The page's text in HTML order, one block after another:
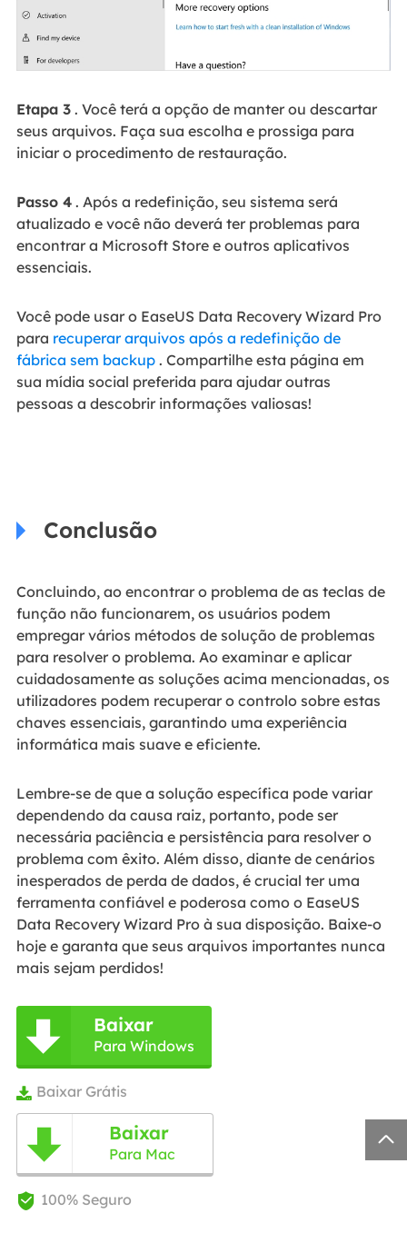
Etapa 3. Você terá a opção de manter ou descartar
seus arquivos. Faça sua escolha e prossiga para
iniciar o procedimento de restauração.
Passo 4. Após a redefinição, seu sistema será
atualizado e você não deverá ter problemas para
encontrar a Microsoft Store e outros aplicativos
essenciais.
Você pode usar o EaseUS Data Recovery Wizard Pro
para recuperar arquivos após a redefinição de
fábrica sem backup. Compartilhe esta página em
sua mídia social preferida para ajudar outras
pessoas a descobrir informações valiosas!
Conclusão
Concluindo, ao encontrar o problema de as teclas de
função não funcionarem, os usuários podem
empregar vários métodos de solução de problemas
para resolver o problema. Ao examinar e aplicar
cuidadosamente as soluções acima mencionadas, os
utilizadores podem recuperar o controlo sobre estas
chaves essenciais, garantindo uma experiência
informática mais suave e eficiente.
Lembre-se de que a solução específica pode variar
dependendo da causa raiz, portanto, pode ser
necessária paciência e persistência para resolver o
problema com êxito. Além disso, diante de cenários
inesperados de perda de dados, é crucial ter uma
ferramenta confiável e poderosa como o EaseUS
Data Recovery Wizard Pro à sua disposição. Baixe-o
hoje e garanta que seus arquivos importantes nunca
mais sejam perdidos!
 Baixar
Para Windows
 Baixar Grátis
 Baixar
Para Mac
 100% Seguro
